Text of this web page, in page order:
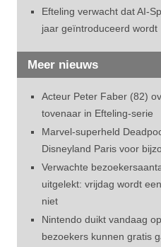
Efteling verwacht dat AI-
jaar geïntroduceerd wordt
Meer nieuws
Acteur Peter Faber (82)
tovenaar in Efteling-serie
Marvel-superheld
Disneyland Paris voor
Verwachte
uitgelekt: vrijdag wordt
niet
Nintendo duikt vandaag
bezoekers kunnen gratis